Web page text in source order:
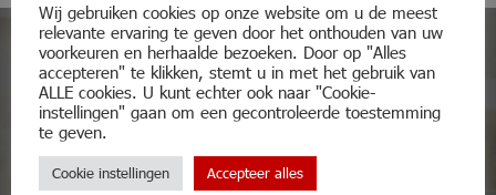
Do not hesitate and
Wij gebruiken cookies op onze website om u de meest
relevante ervaring te geven door het onthouden van uw
voorkeuren en herhaalde bezoeken. Door op "Alles
accepteren" te klikken, stemt u in met het gebruik van
ALLE cookies. U kunt echter ook naar "Cookie-
instellingen" gaan om een gecontroleerde toestemming
te geven.
Cookie instellingen Accepteer alles